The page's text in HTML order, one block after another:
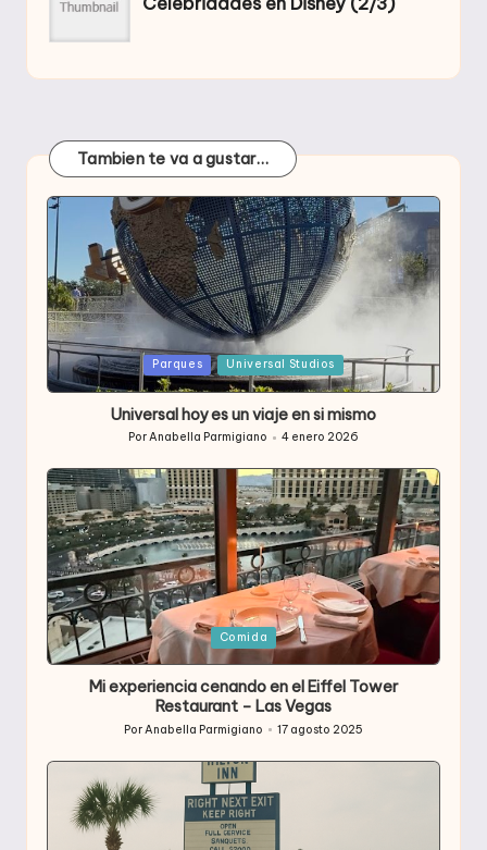
Tambien te va a gustar…
Publicada
en
Parques Universal Studios
Universal hoy es un viaje en si mismo
Publicado
por
PorAnabella Parmigiano 4 enero 2026
Publicada
en
Comida
Mi experiencia cenando en el Eiffel Tower
Restaurant – Las Vegas
Publicado
Por Anabella Parmigiano 17 agosto 2025